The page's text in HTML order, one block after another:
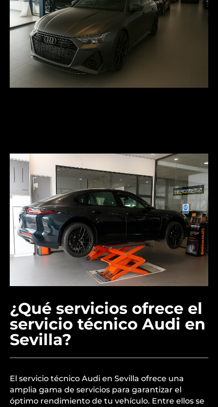
¿Qué servicios ofrece el
servicio técnico Audi en
Sevilla?
El servicio técnico Audi en Sevilla ofrece una
amplia gama de servicios para garantizar el
óptimo rendimiento de tu vehículo. Entre ellos se